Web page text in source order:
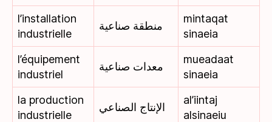
l’installation
industrielle
منطقة صناعية
mintaqat
sinaeia
l’équipement
industriel
معدات صناعية
mueadaat
sinaeia
la production
industrielle
الإنتاج الصناعي
al’iintaj
alsinaeiu